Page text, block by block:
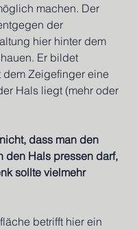
machen. Der
der
hier hinter dem
Er bildet
dem Zeigefinger eine
Hals liegt (mehr oder
dass man den
den Hals pressen darf,
sollte vielmehr
betrifft hier ein